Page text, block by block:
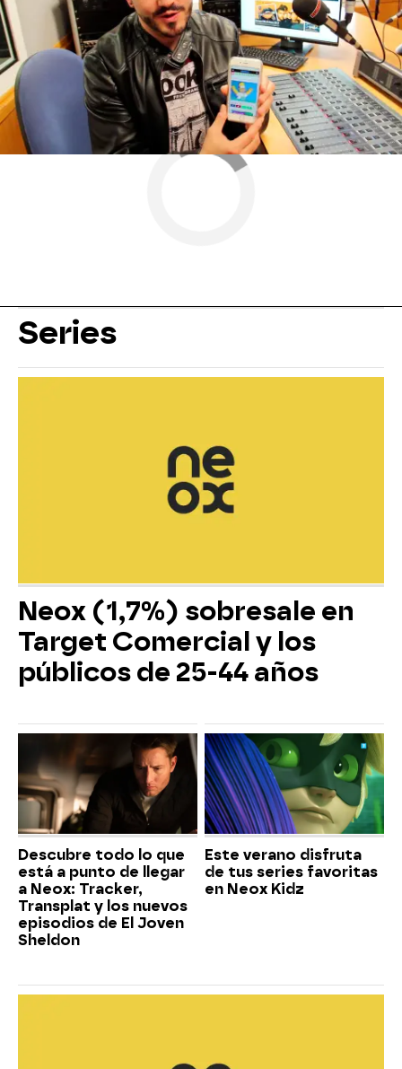
Neox » Series » Los Simpson » Test
Series
Neox (1,7%) sobresale en
Target Comercial y los
públicos de 25-44 años
Descubre todo lo que
está a punto de llegar
a Neox: Tracker,
Transplat y los nuevos
episodios de El Joven
Sheldon
Este verano disfruta
de tus series favoritas
en Neox Kidz